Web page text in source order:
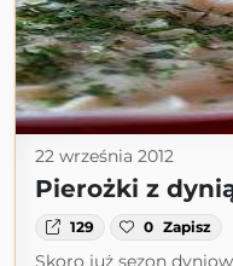
22 września 2012
Pierożki z
129 0 Zapisz
Skoro już sezon